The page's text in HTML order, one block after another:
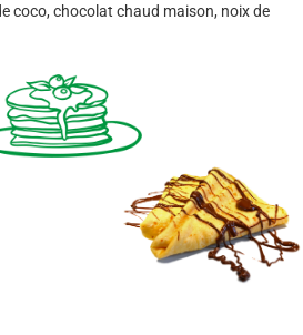
coco, chocolat chaud maison, noix de